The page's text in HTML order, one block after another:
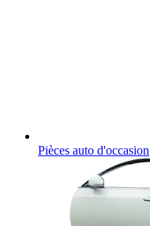
Pièces auto d'occasion